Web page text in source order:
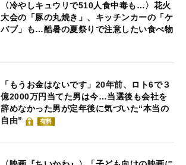
〈冷やしキュウリで510人食中毒も…〉花火
大会の「豚の丸焼き」、キッチンカーの「ケ
バブ」も…酷暑の夏祭りで注意したい食べ物
「もうお金はないです」20年前、ロト6で３
億2000万円当てた男は今…当選後も会社を
辞めなかった男が定年後に気づいた“本当の
自由”
有料